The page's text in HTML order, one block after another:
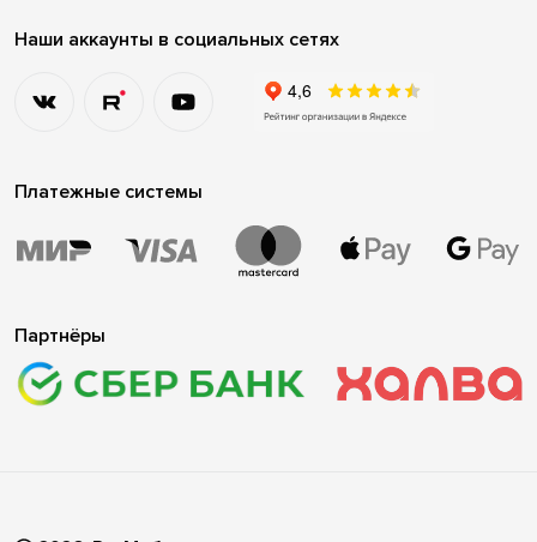
Наши аккаунты в социальных сетях
Платежные системы
Партнёры